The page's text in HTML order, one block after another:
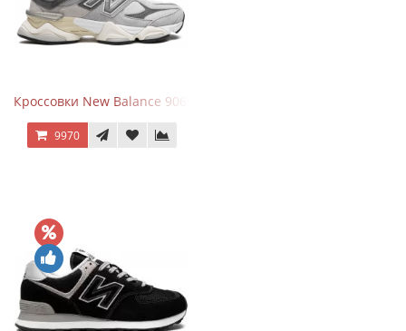
Кроссовки New Balance 9060 Rain Cloud Grey
9970